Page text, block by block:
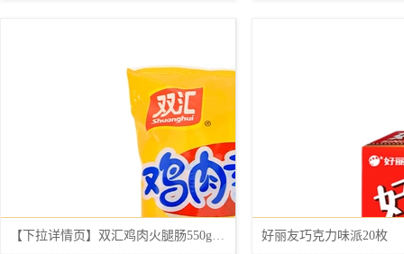
【下拉详情页】双汇鸡肉火腿肠550g*3袋 好丽友巧克力味派20枚